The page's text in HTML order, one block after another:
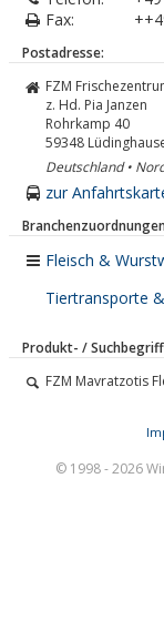
Fax:
Postadresse:
FZM
z. Hd. Pia Janzen
Rohrkamp 40
59348
Deutschland •
zur
Fleisch &
Tiertransporte
Produkt- /
FZM Mavratzotis
© 1998 - 2026